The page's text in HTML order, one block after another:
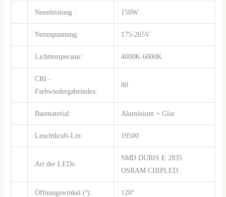
Nennleistung : 150W
Nennspannung: 175-265V
Lichttemperatur: 4000K-6000K
CRI -
Farbwiedergabeindex:
80
Baumaterial: Aluminium + Glas
Leuchtkraft-Lm: 19500
Art der LEDs:
SMD DURIS E 2835
OSRAM CHIPLED
Öffnungswinkel (º): 120°